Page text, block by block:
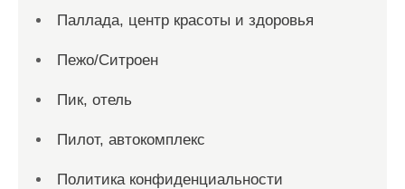
Паллада, центр красоты и здоровья
Пежо/Ситроен
Пик, отель
Пилот, автокомплекс
Политика конфиденциальности